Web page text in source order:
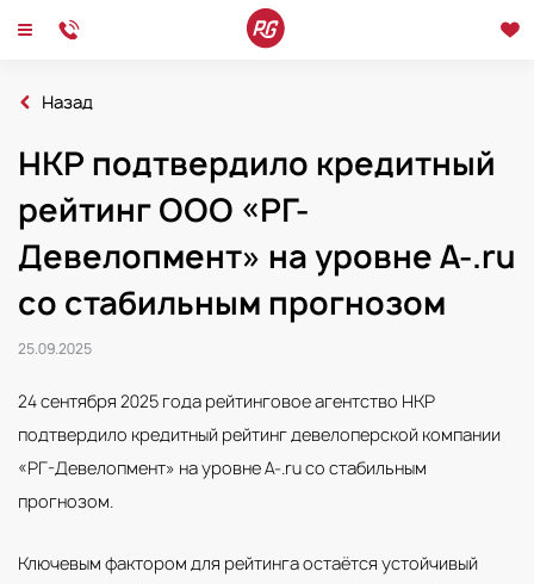
НКР подтвердило кредитный рейтинг ООО «РГ-Девелопмент» на уровне A-
Новости Интервью Мероприятия
Назад
НКР подтвердило кредитный
рейтинг ООО «РГ-
Девелопмент» на уровне A-.ru
со стабильным прогнозом
25.09.2025
24 сентября 2025 года рейтинговое агентство НКР
подтвердило кредитный рейтинг девелоперской компании
«РГ-Девелопмент» на уровне A-.ru со стабильным
прогнозом.
Ключевым фактором для рейтинга остаётся устойчивый